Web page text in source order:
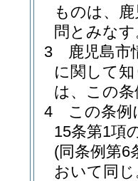
ものは、
問とみな
3
鹿児島市
に関して
は、この
4
この条例
15条第1項
(同条例第6
おいて同じ